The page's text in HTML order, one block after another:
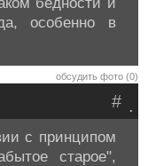
особенно в
обсудить фото (0)
.
#
с принципом
старое",